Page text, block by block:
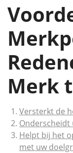
Merk
Versterkt de
Helpt bij het
met uw